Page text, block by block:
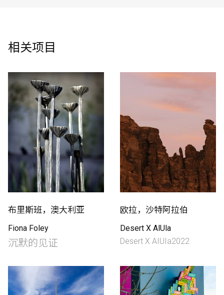
相关项目
布里斯班，澳大利亚
Fiona Foley
沉默的见证
欧拉，沙特阿拉伯
Desert X AlUla
Desert X AIUIa2022